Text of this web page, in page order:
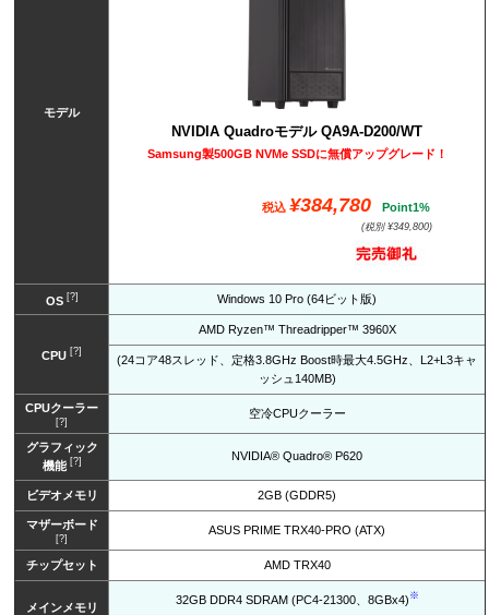
モデル
NVIDIA Quadroモデル QA9A-D200/WT
Samsung製500GB NVMe SSDに無償アップグレード！
税込 ¥384,780 Point1%
(税別 ¥349,800)
OS[?] Windows 10 Pro (64ビット版)
CPU [?]
AMD Ryzen™ Threadripper™ 3960X
(24コア48スレッド、定格3.8GHz Boost時最大4.5GHz、L2+L3キャ
ッシュ140MB)
CPUクーラー
[?]
空冷CPUクーラー
グラフィック
機能[?] NVIDIA® Quadro® P620
ビデオメモリ 2GB (GDDR5)
マザーボード
[?]
ASUS PRIME TRX40-PRO (ATX)
チップセット AMD TRX40
メインメモリ
32GB DDR4 SDRAM (PC4-21300、8GBx4) ※